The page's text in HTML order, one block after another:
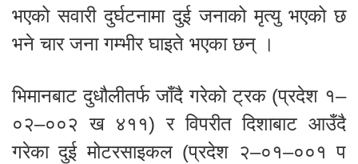
भएको सवारी दुर्घटनामा दुई जनाको मृत्यु भएको छ
भने चार जना गम्भीर घाइते भएका छन् ।
भिमानबाट दुधौलीतर्फ जाँदै गरेको ट्रक (प्रदेश १–
०२–००२ ख ४११) र विपरीत दिशाबाट आउँदै
गरेका दुई मोटरसाइकल (प्रदेश २–०१–००१ प